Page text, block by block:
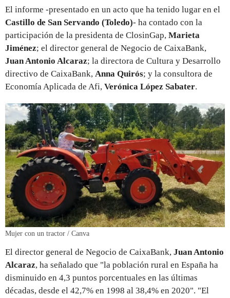
El informe -presentado en un acto que ha tenido lugar en el
Castillo de San Servando (Toledo)- ha contado con la
participación de la presidenta de ClosinGap, Marieta
Jiménez; el director general de Negocio de CaixaBank,
Juan Antonio Alcaraz; la directora de Cultura y Desarrollo
directivo de CaixaBank, Anna Quirós; y la consultora de
Economía Aplicada de Afi, Verónica López Sabater.
Mujer con un tractor / Canva
El director general de Negocio de CaixaBank, Juan Antonio
Alcaraz, ha señalado que "la población rural en España ha
disminuido en 4,3 puntos porcentuales en las últimas
décadas, desde el 42,7% en 1998 al 38,4% en 2020". "El